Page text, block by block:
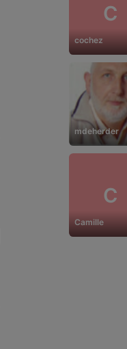
C
cochez
mdeherder
C
Camille